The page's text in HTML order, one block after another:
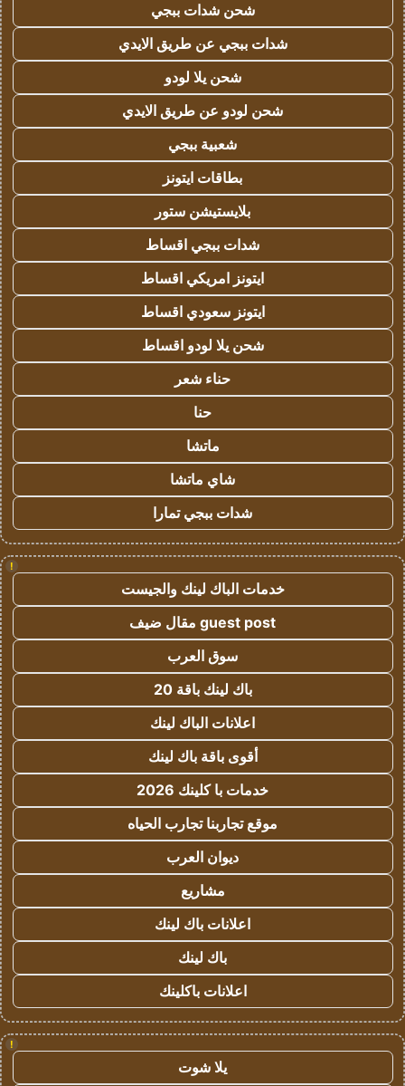
شحن شدات ببجي
شدات ببجي عن طريق الايدي
شحن يلا لودو
شحن لودو عن طريق الايدي
شعبية ببجي
بطاقات ايتونز
بلايستيشن ستور
شدات ببجي اقساط
ايتونز امريكي اقساط
ايتونز سعودي اقساط
شحن يلا لودو اقساط
حناء شعر
حنا
ماتشا
شاي ماتشا
شدات ببجي تمارا
!
خدمات الباك لينك والجيست
guest post مقال ضيف
سوق العرب
باك لينك باقة 20
اعلانات الباك لينك
أقوى باقة باك لينك
خدمات با كلينك 2026
موقع تجاربنا تجارب الحياه
ديوان العرب
مشاريع
اعلانات باك لينك
باك لينك
اعلانات باكلينك
!
يلا شوت